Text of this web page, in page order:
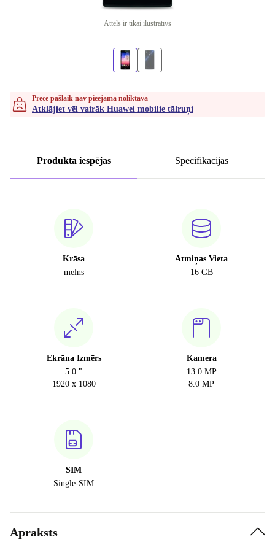
Attēls ir tikai ilustratīvs
Prece pašlaik nav pieejama noliktavā
Atklājiet vēl vairāk Huawei mobilie tālruņi
Produkta iespējas Specifikācijas
Krāsa
melns
Atmiņas Vieta
16 GB
Ekrāna Izmērs
5.0 "
1920 x 1080
Kamera
13.0 MP
8.0 MP
SIM
Single-SIM
Apraksts